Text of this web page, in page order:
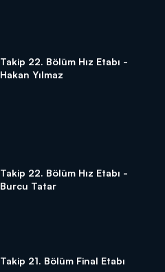
Takip 22. Bölüm Hız Etabı -
Hakan Yılmaz
Takip 22. Bölüm Hız Etabı -
Burcu Tatar
Takip 21. Bölüm Final Etabı